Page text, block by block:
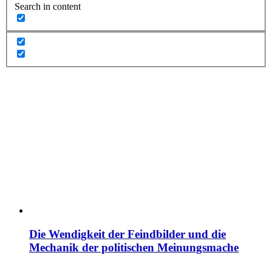
Search in content
Die Wendigkeit der Feindbilder und die
Mechanik der politischen Meinungsmache